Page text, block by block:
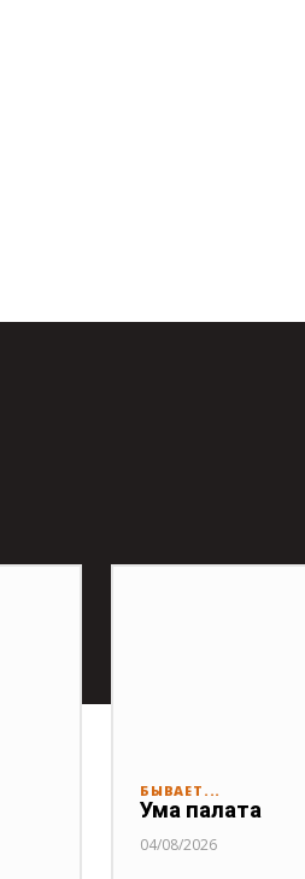
БЫВАЕТ...
Ума палата
04/08/2026